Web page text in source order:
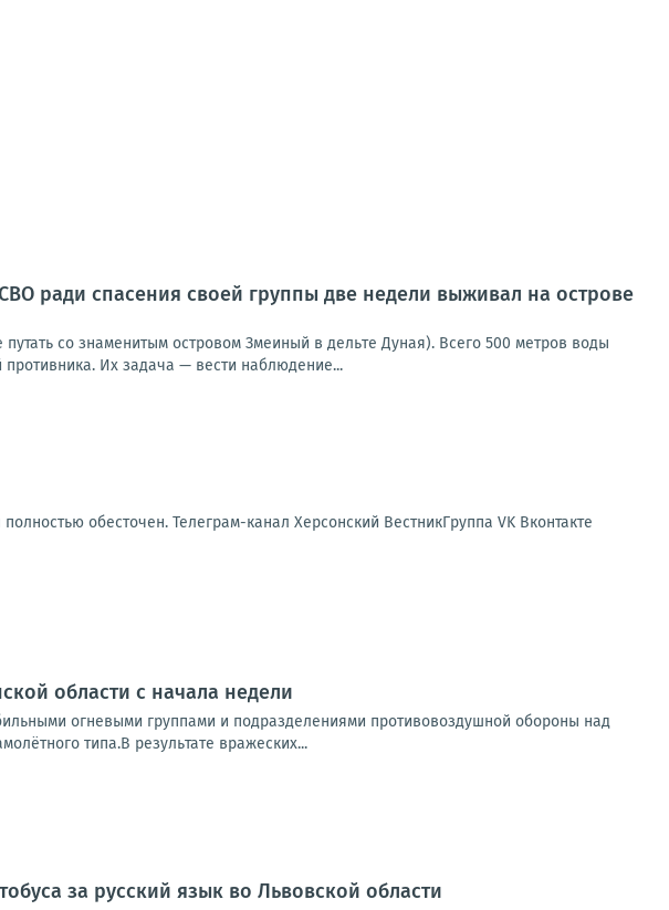
ради спасения своей группы две недели выживал на острове
со знаменитым островом Змеиный в дельте Дуная). Всего 500 метров воды
Их задача — вести наблюдение...
обесточен. Телеграм-канал Херсонский ВестникГруппа VK Вконтакте
области с начала недели
огневыми группами и подразделениями противовоздушной обороны над
типа.В результате вражеских...
за русский язык во Львовской области